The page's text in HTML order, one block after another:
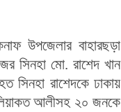
উপজেলার বাহারছড়া
সিনহা মো. রাশেদ খান
সিনহা রাশেদকে ঢাকায়
লিয়াকত আলীসহ ২০ জনকে